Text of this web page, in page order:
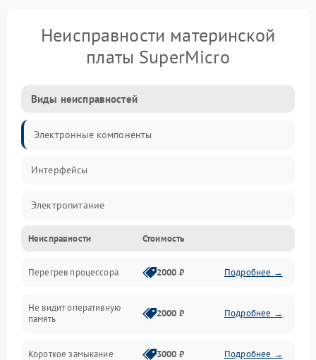
Неисправности материнской
платы SuperMicro
Виды неисправностей
Электронные компоненты
Интерфейсы
Электропитание
Корпус/Герметичность
Механика
ПО/Микропрограмма
Неисправности Стоимость
Перегрев процессора 2000 ₽ Подробнее →
Не видит оперативную
память
2000 ₽ Подробнее →
Короткое замыкание 3000 ₽ Подробнее →